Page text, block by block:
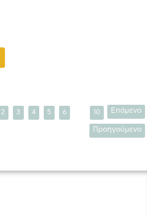
Επόμενο
2 3 4 5 6 10
Προηγούμενο